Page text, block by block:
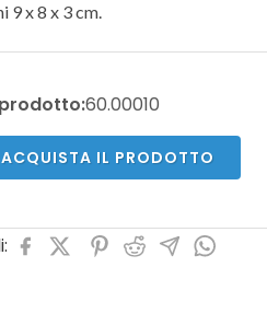
9 x 8 x 3 cm.
60.00010
ACQUISTA IL PRODOTTO